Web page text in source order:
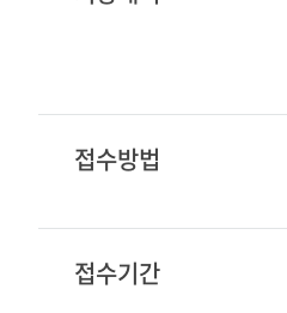
접수방법
접수기간